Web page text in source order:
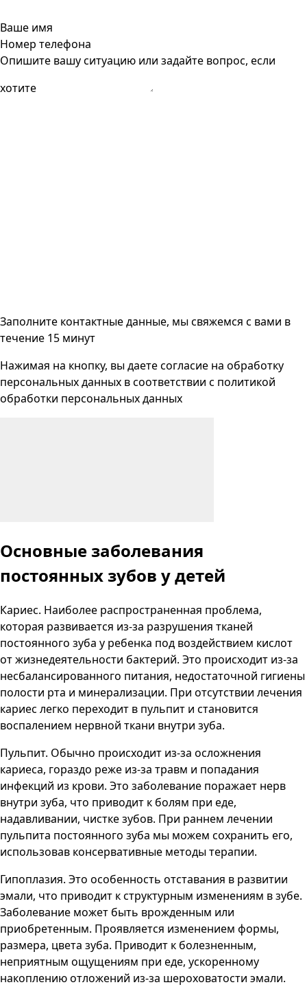
Ваше имя
Номер телефона
Опишите вашу ситуацию или задайте вопрос, если
хотите
Заполните контактные данные, мы свяжемся с вами в
течение 15 минут
Нажимая на кнопку, вы даете согласие на обработку
персональных данных в соответствии с политикой
обработки персональных данных
Основные заболевания
постоянных зубов у детей
Кариес. Наиболее распространенная проблема,
которая развивается из-за разрушения тканей
постоянного зуба у ребенка под воздействием кислот
от жизнедеятельности бактерий. Это происходит из-за
несбалансированного питания, недостаточной гигиены
полости рта и минерализации. При отсутствии лечения
кариес легко переходит в пульпит и становится
воспалением нервной ткани внутри зуба.
Пульпит. Обычно происходит из-за осложнения
кариеса, гораздо реже из-за травм и попадания
инфекций из крови. Это заболевание поражает нерв
внутри зуба, что приводит к болям при еде,
надавливании, чистке зубов. При раннем лечении
пульпита постоянного зуба мы можем сохранить его,
использовав консервативные методы терапии.
Гипоплазия. Это особенность отставания в развитии
эмали, что приводит к структурным изменениям в зубе.
Заболевание может быть врожденным или
приобретенным. Проявляется изменением формы,
размера, цвета зуба. Приводит к болезненным,
неприятным ощущениям при еде, ускоренному
накоплению отложений из-за шероховатости эмали.